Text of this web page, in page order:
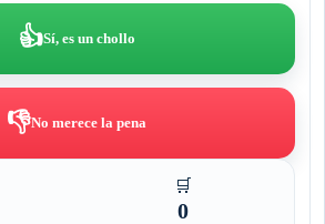
👍Sí, es un chollo
👎No merece la pena
🛒
0